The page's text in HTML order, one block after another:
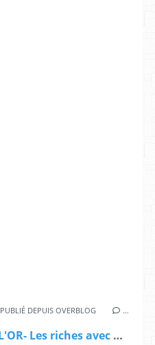
PUBLIÉ DEPUIS OVERBLOG …
COURS DE L'OR- Les riches avec nous!